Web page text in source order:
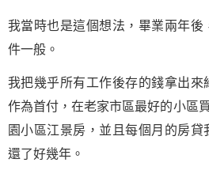
我當時也是這個想法，畢業兩年後
件一般。
我把幾乎所有工作後存的錢拿出來
作為首付，在老家市區最好的小區
園小區江景房，並且每個月的房貸
還了好幾年。